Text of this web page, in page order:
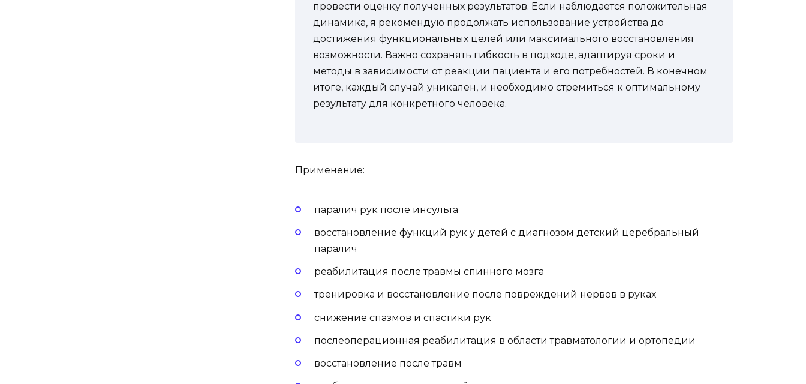
провести оценку полученных результатов. Если наблюдается положительная
динамика, я рекомендую продолжать использование устройства до
достижения функциональных целей или максимального восстановления
возможности. Важно сохранять гибкость в подходе, адаптируя сроки и
методы в зависимости от реакции пациента и его потребностей. В конечном
итоге, каждый случай уникален, и необходимо стремиться к оптимальному
результату для конкретного человека.
Применение:
паралич рук после инсульта
восстановление функций рук у детей с диагнозом детский церебральный
паралич
реабилитация после травмы спинного мозга
тренировка и восстановление после повреждений нервов в руках
снижение спазмов и спастики рук
послеоперационная реабилитация в области травматологии и ортопедии
восстановление после травм